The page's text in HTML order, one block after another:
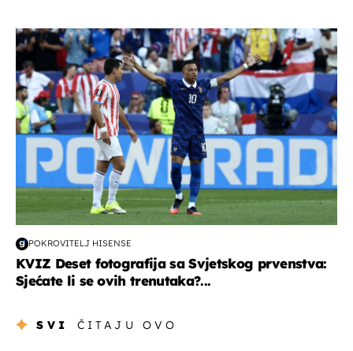
svjetsko prvenstvo 2026
POKROVITELJ HISENSE
KVIZ Deset fotografija sa Svjetskog prvenstva:
Sjećate li se ovih trenutaka?...
SVI ČITAJU OVO